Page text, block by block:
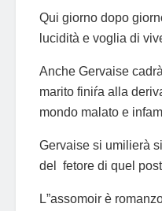
Qui giorno dopo
lucidità e voglia di
Anche Gervaise
marito finiŕa alla
mondo malato e
Gervaise si umilierà
del fetore di quel
L”assomoir è